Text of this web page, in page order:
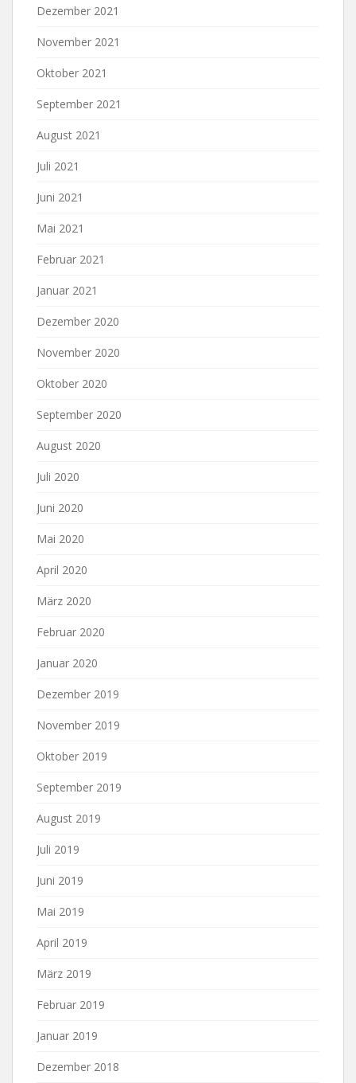
Dezember 2021
November 2021
Oktober 2021
September 2021
August 2021
Juli 2021
Juni 2021
Mai 2021
Februar 2021
Januar 2021
Dezember 2020
November 2020
Oktober 2020
September 2020
August 2020
Juli 2020
Juni 2020
Mai 2020
April 2020
März 2020
Februar 2020
Januar 2020
Dezember 2019
November 2019
Oktober 2019
September 2019
August 2019
Juli 2019
Juni 2019
Mai 2019
April 2019
März 2019
Februar 2019
Januar 2019
Dezember 2018